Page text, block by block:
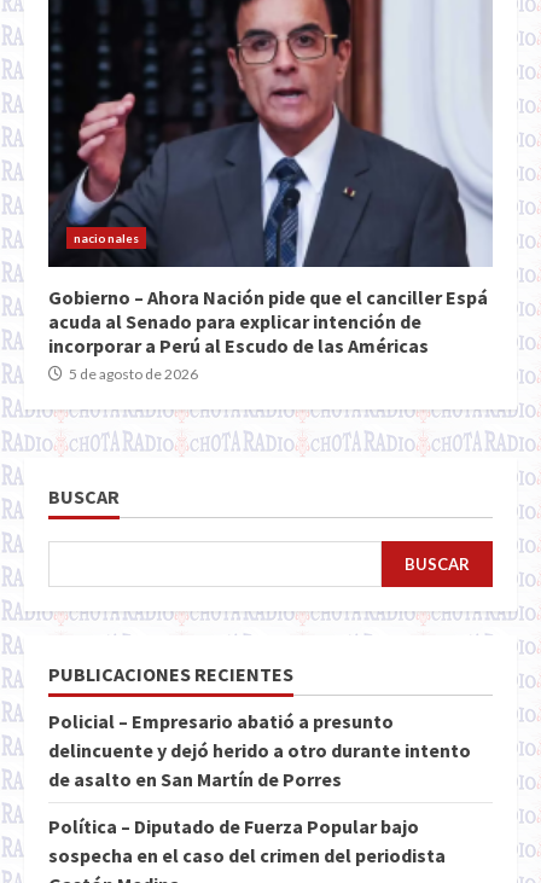
nacionales
Gobierno – Ahora Nación pide que el canciller Espá
acuda al Senado para explicar intención de
incorporar a Perú al Escudo de las Américas
5 de agosto de 2026
BUSCAR
BUSCAR
PUBLICACIONES RECIENTES
Policial – Empresario abatió a presunto
delincuente y dejó herido a otro durante intento
de asalto en San Martín de Porres
Política – Diputado de Fuerza Popular bajo
sospecha en el caso del crimen del periodista